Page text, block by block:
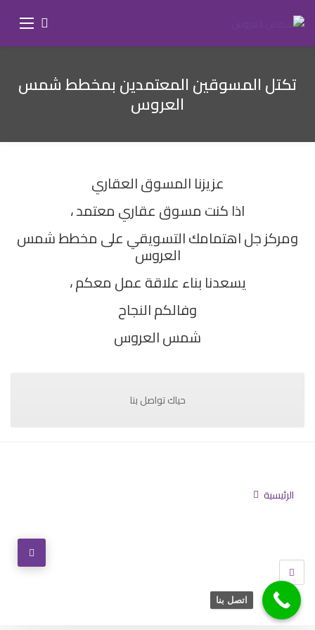
تكتل المسوقين المعتمدين بمخطط شمس
العروس
عزيزنا المسوق العقاري
اذا كنت مسوق عقاري معتمد ،
ومركز جل اهتمامك التسويقي على مخطط شمس
العروس
يسعدنا بناء علاقة عمل معكم ،
وفالكم النجاح
شمس العروس
حياك تواصل بنا
الرئيسية
اتصل بنا